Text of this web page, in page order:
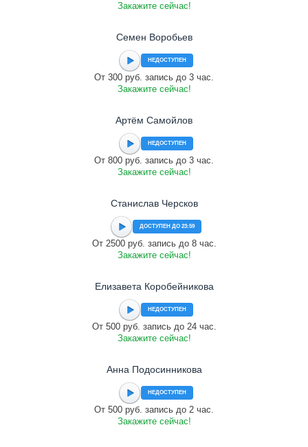
Закажите сейчас!
Семен Воробьев
НЕДОСТУПЕН
От 300 руб. запись до 3 час.
Закажите сейчас!
Артём Самойлов
НЕДОСТУПЕН
От 800 руб. запись до 3 час.
Закажите сейчас!
Станислав Черсков
ДОСТУПЕН ДО 23:59
От 2500 руб. запись до 8 час.
Закажите сейчас!
Елизавета Коробейникова
НЕДОСТУПЕН
От 500 руб. запись до 24 час.
Закажите сейчас!
Анна Подосинникова
НЕДОСТУПЕН
От 500 руб. запись до 2 час.
Закажите сейчас!